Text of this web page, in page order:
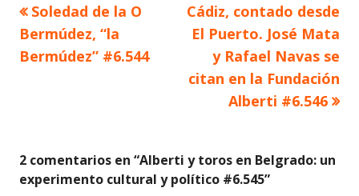
Navegación
de
Artículo
anterior
Soledad de la O
Bermúdez, “la
Bermúdez” #6.544
Artículo
siguiente
Cádiz, contado desde
El Puerto. José Mata
y Rafael Navas se
citan en la Fundación
Alberti #6.546
2 comentarios en “Alberti y toros en Belgrado: un
experimento cultural y político #6.545”